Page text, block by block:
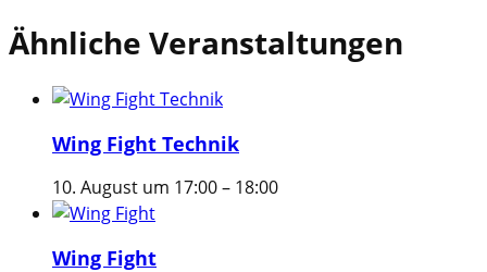
Ähnliche Veranstaltungen
Wing Fight Technik
10. August um 17:00– 18:00
Wing Fight